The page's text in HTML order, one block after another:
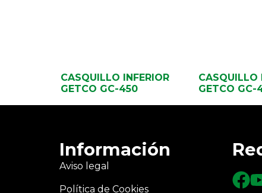
CASQUILLO INFERIOR
GETCO GC-450
CASQUILLO
GETCO GC-
Información
Aviso legal
Política de Cookies